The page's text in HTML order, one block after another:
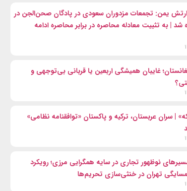
یمن: تجمعات مزدوران سعودی در پادگان صحن‌الجن در
شد | به تثبیت معادله محاصره در برابر محاصره ادامه
غایبان همیشگی اربعین یا قربانی بی‌توجهی و
| سران عربستان، ترکیه و پاکستان «توافقنامه نظامی»
نوظهور تجاری در سایه همگرایی مرزی؛ رویکرد
تهران در خنثی‌سازی تحریم‌ها